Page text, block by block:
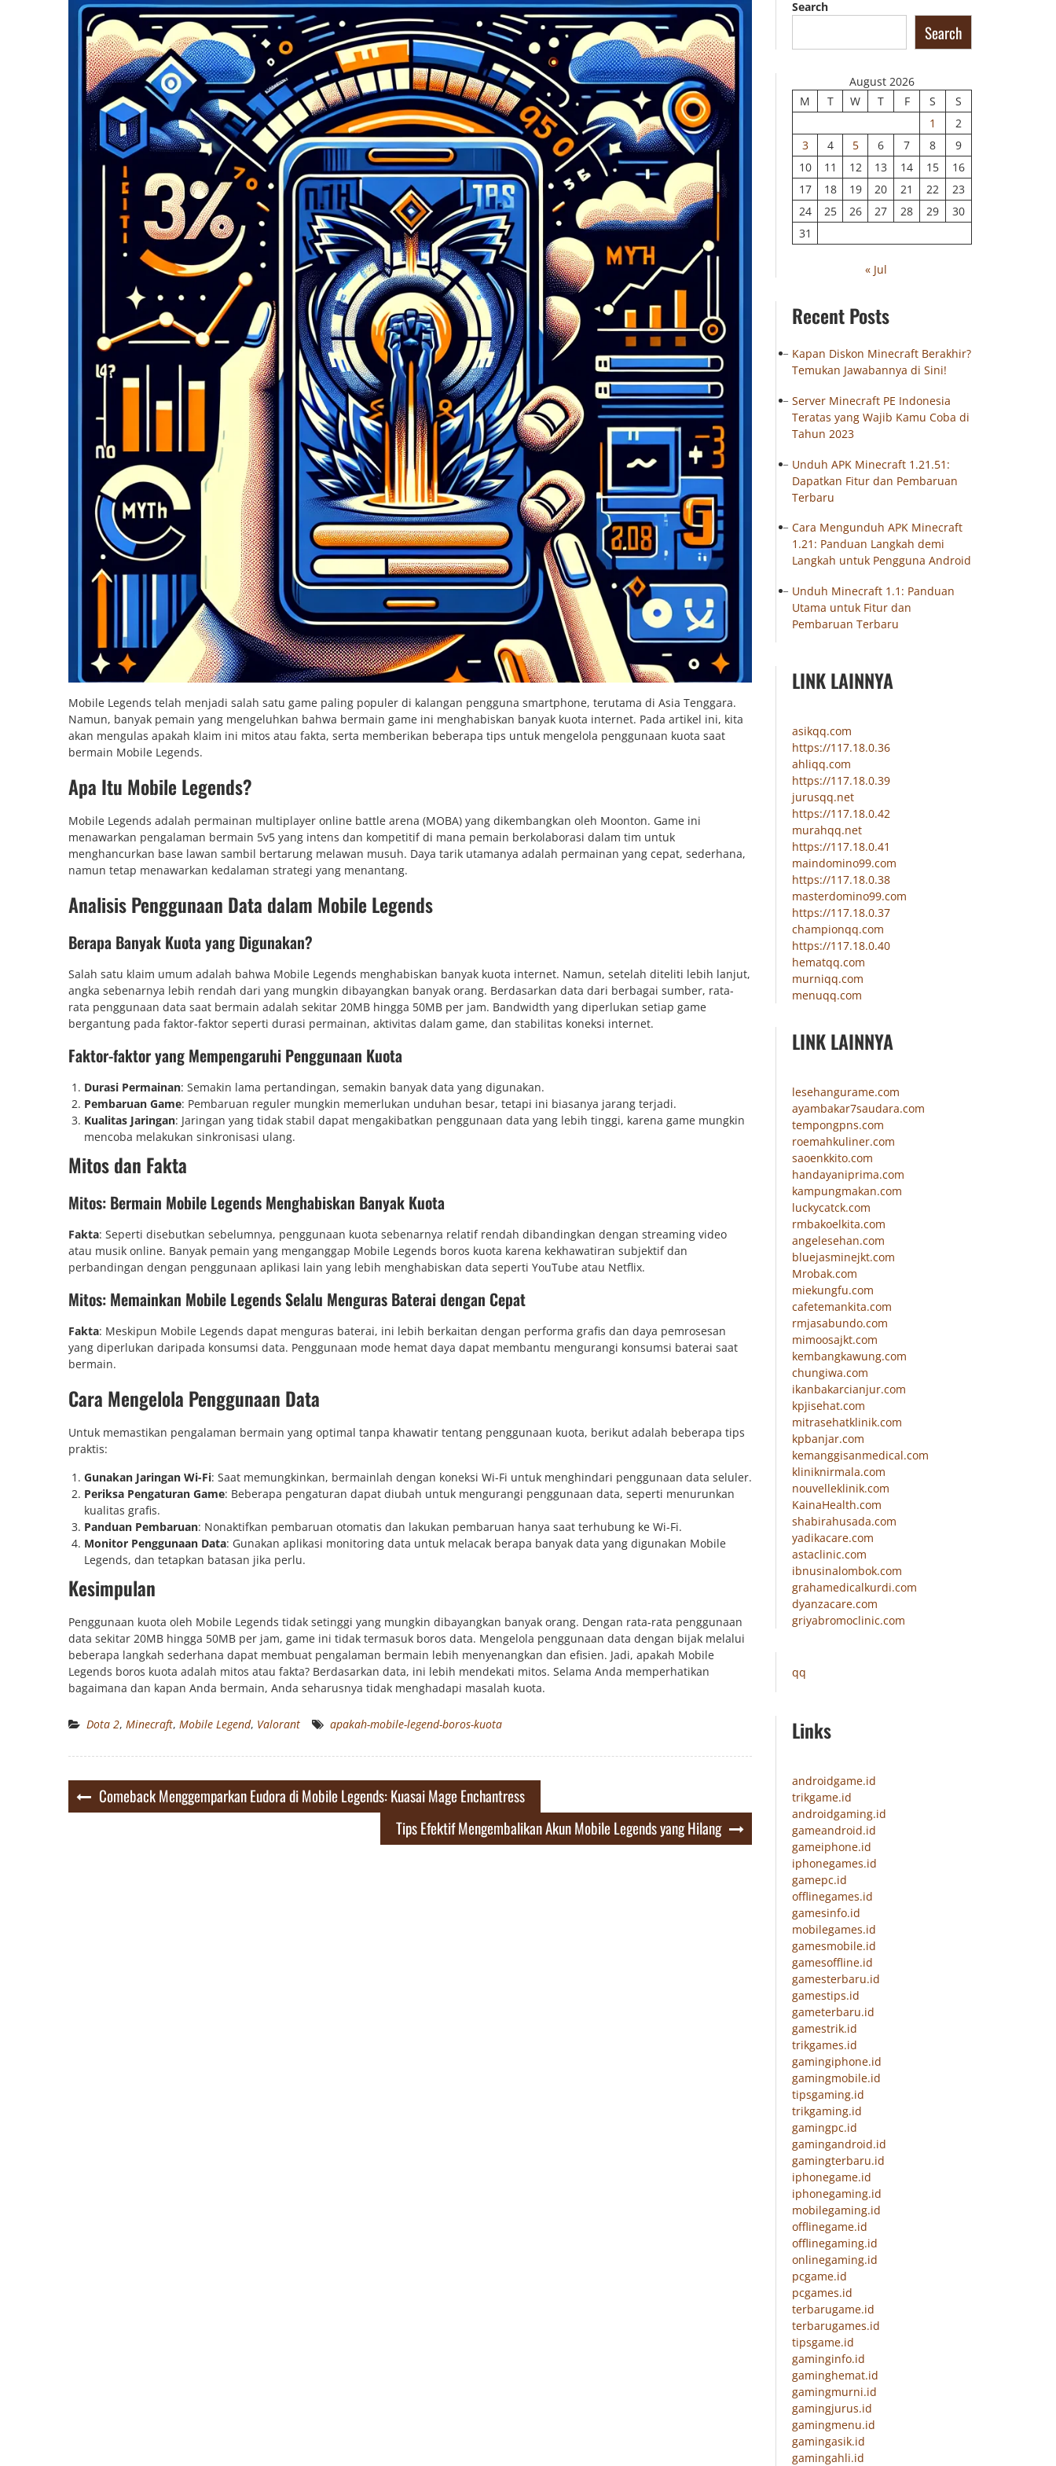
Mobile Legends telah menjadi salah satu game paling populer di kalangan pengguna smartphone, terutama di Asia Tenggara.
Namun, banyak pemain yang mengeluhkan bahwa bermain game ini menghabiskan banyak kuota internet. Pada artikel ini, kita
akan mengulas apakah klaim ini mitos atau fakta, serta memberikan beberapa tips untuk mengelola penggunaan kuota saat
bermain Mobile Legends.
Apa Itu Mobile Legends?
Mobile Legends adalah permainan multiplayer online battle arena (MOBA) yang dikembangkan oleh Moonton. Game ini
menawarkan pengalaman bermain 5v5 yang intens dan kompetitif di mana pemain berkolaborasi dalam tim untuk
menghancurkan base lawan sambil bertarung melawan musuh. Daya tarik utamanya adalah permainan yang cepat, sederhana,
namun tetap menawarkan kedalaman strategi yang menantang.
Analisis Penggunaan Data dalam Mobile Legends
Berapa Banyak Kuota yang Digunakan?
Salah satu klaim umum adalah bahwa Mobile Legends menghabiskan banyak kuota internet. Namun, setelah diteliti lebih lanjut,
angka sebenarnya lebih rendah dari yang mungkin dibayangkan banyak orang. Berdasarkan data dari berbagai sumber, rata-
rata penggunaan data saat bermain adalah sekitar 20MB hingga 50MB per jam. Bandwidth yang diperlukan setiap game
bergantung pada faktor-faktor seperti durasi permainan, aktivitas dalam game, dan stabilitas koneksi internet.
Faktor-faktor yang Mempengaruhi Penggunaan Kuota
Durasi Permainan: Semakin lama pertandingan, semakin banyak data yang digunakan.
Pembaruan Game: Pembaruan reguler mungkin memerlukan unduhan besar, tetapi ini biasanya jarang terjadi.
Kualitas Jaringan: Jaringan yang tidak stabil dapat mengakibatkan penggunaan data yang lebih tinggi, karena game mungkin
mencoba melakukan sinkronisasi ulang.
Mitos dan Fakta
Mitos: Bermain Mobile Legends Menghabiskan Banyak Kuota
Fakta: Seperti disebutkan sebelumnya, penggunaan kuota sebenarnya relatif rendah dibandingkan dengan streaming video
atau musik online. Banyak pemain yang menganggap Mobile Legends boros kuota karena kekhawatiran subjektif dan
perbandingan dengan penggunaan aplikasi lain yang lebih menghabiskan data seperti YouTube atau Netflix.
Mitos: Memainkan Mobile Legends Selalu Menguras Baterai dengan Cepat
Fakta: Meskipun Mobile Legends dapat menguras baterai, ini lebih berkaitan dengan performa grafis dan daya pemrosesan
yang diperlukan daripada konsumsi data. Penggunaan mode hemat daya dapat membantu mengurangi konsumsi baterai saat
bermain.
Cara Mengelola Penggunaan Data
Untuk memastikan pengalaman bermain yang optimal tanpa khawatir tentang penggunaan kuota, berikut adalah beberapa tips
praktis:
Gunakan Jaringan Wi-Fi: Saat memungkinkan, bermainlah dengan koneksi Wi-Fi untuk menghindari penggunaan data seluler.
Periksa Pengaturan Game: Beberapa pengaturan dapat diubah untuk mengurangi penggunaan data, seperti menurunkan
kualitas grafis.
Panduan Pembaruan: Nonaktifkan pembaruan otomatis dan lakukan pembaruan hanya saat terhubung ke Wi-Fi.
Monitor Penggunaan Data: Gunakan aplikasi monitoring data untuk melacak berapa banyak data yang digunakan Mobile
Legends, dan tetapkan batasan jika perlu.
Kesimpulan
Penggunaan kuota oleh Mobile Legends tidak setinggi yang mungkin dibayangkan banyak orang. Dengan rata-rata penggunaan
data sekitar 20MB hingga 50MB per jam, game ini tidak termasuk boros data. Mengelola penggunaan data dengan bijak melalui
beberapa langkah sederhana dapat membuat pengalaman bermain lebih menyenangkan dan efisien. Jadi, apakah Mobile
Legends boros kuota adalah mitos atau fakta? Berdasarkan data, ini lebih mendekati mitos. Selama Anda memperhatikan
bagaimana dan kapan Anda bermain, Anda seharusnya tidak menghadapi masalah kuota.
Dota 2, Minecraft, Mobile Legend, Valorant apakah-mobile-legend-boros-kuota
Post
navigation
Comeback Menggemparkan Eudora di Mobile Legends: Kuasai Mage Enchantress
Tips Efektif Mengembalikan Akun Mobile Legends yang Hilang
Search
Search
August 2026
M
T W T F S
S
1
2
3
4 5 6 7 8
9
10
11 12 13 14 15
16
17
18 19 20 21 22
23
24
25 26 27 28 29
30
31
« Jul
Recent Posts
Kapan Diskon Minecraft Berakhir?
Temukan Jawabannya di Sini!
Server Minecraft PE Indonesia
Teratas yang Wajib Kamu Coba di
Tahun 2023
Unduh APK Minecraft 1.21.51:
Dapatkan Fitur dan Pembaruan
Terbaru
Cara Mengunduh APK Minecraft
1.21: Panduan Langkah demi
Langkah untuk Pengguna Android
Unduh Minecraft 1.1: Panduan
Utama untuk Fitur dan
Pembaruan Terbaru
LINK LAINNYA
asikqq.com
https://117.18.0.36
ahliqq.com
https://117.18.0.39
jurusqq.net
https://117.18.0.42
murahqq.net
https://117.18.0.41
maindomino99.com
https://117.18.0.38
masterdomino99.com
https://117.18.0.37
championqq.com
https://117.18.0.40
hematqq.com
murniqq.com
menuqq.com
LINK LAINNYA
lesehangurame.com
ayambakar7saudara.com
tempongpns.com
roemahkuliner.com
saoenkkito.com
handayaniprima.com
kampungmakan.com
luckycatck.com
rmbakoelkita.com
angelesehan.com
bluejasminejkt.com
Mrobak.com
miekungfu.com
cafetemankita.com
rmjasabundo.com
mimoosajkt.com
kembangkawung.com
chungiwa.com
ikanbakarcianjur.com
kpjisehat.com
mitrasehatklinik.com
kpbanjar.com
kemanggisanmedical.com
kliniknirmala.com
nouvelleklinik.com
KainaHealth.com
shabirahusada.com
yadikacare.com
astaclinic.com
ibnusinalombok.com
grahamedicalkurdi.com
dyanzacare.com
griyabromoclinic.com
qq
Links
androidgame.id
trikgame.id
androidgaming.id
gameandroid.id
gameiphone.id
iphonegames.id
gamepc.id
offlinegames.id
gamesinfo.id
mobilegames.id
gamesmobile.id
gamesoffline.id
gamesterbaru.id
gamestips.id
gameterbaru.id
gamestrik.id
trikgames.id
gamingiphone.id
gamingmobile.id
tipsgaming.id
trikgaming.id
gamingpc.id
gamingandroid.id
gamingterbaru.id
iphonegame.id
iphonegaming.id
mobilegaming.id
offlinegame.id
offlinegaming.id
onlinegaming.id
pcgame.id
pcgames.id
terbarugame.id
terbarugames.id
tipsgame.id
gaminginfo.id
gaminghemat.id
gamingmurni.id
gamingjurus.id
gamingmenu.id
gamingasik.id
gamingahli.id